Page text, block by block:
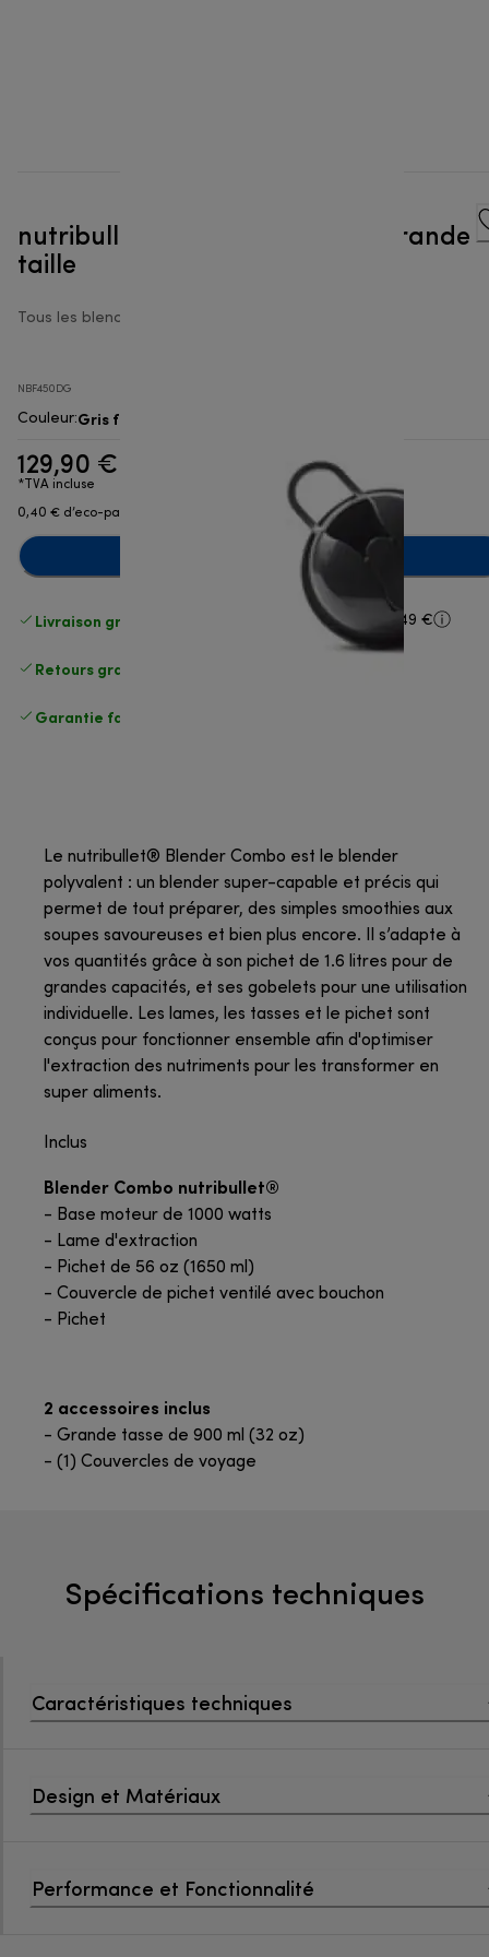
nutribullet® Combo - Blender grande
taille
Tous les blenders grande taille
NBF450DG
Couleur:Gris foncé
129,90 €
*TVA incluse
0,40 € d’eco-part
Ajouter au panier
Livraison gratuite standard standard à partir de 49 €
Retours gratuits
Garantie fabricant complète
Le nutribullet® Blender Combo est le blender
polyvalent : un blender super-capable et précis qui
permet de tout préparer, des simples smoothies aux
soupes savoureuses et bien plus encore. Il s’adapte à
vos quantités grâce à son pichet de 1.6 litres pour de
grandes capacités, et ses gobelets pour une utilisation
individuelle. Les lames, les tasses et le pichet sont
conçus pour fonctionner ensemble afin d'optimiser
l'extraction des nutriments pour les transformer en
super aliments.
Inclus
Blender Combo nutribullet®
- Base moteur de 1000 watts
- Lame d'extraction
- Pichet de 56 oz (1650 ml)
- Couvercle de pichet ventilé avec bouchon
- Pichet
2 accessoires inclus
- Grande tasse de 900 ml (32 oz)
- (1) Couvercles de voyage
Spécifications techniques
Caractéristiques techniques
Design et Matériaux
Performance et Fonctionnalité